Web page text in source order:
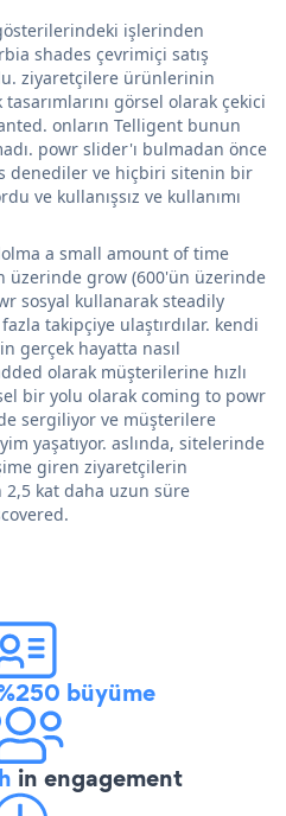
işlerinden
shades çevrimiçi satış
ziyaretçilere ürünlerinin
görsel olarak çekici
onların Telligent bunun
powr slider'ı bulmadan önce
denediler ve hiçbiri sitenin bir
ve kullanışsız ve kullanımı
a small amount of time
üzerinde grow (600'ün üzerinde
sosyal kullanarak steadily
takipçiye ulaştırdılar. kendi
gerçek hayatta nasıl
olarak müşterilerine hızlı
bir yolu olarak coming to powr
sergiliyor ve müşterilere
yaşatıyor. aslında, sitelerinde
giren ziyaretçilerin
kat daha uzun süre
büyüme
in engagement